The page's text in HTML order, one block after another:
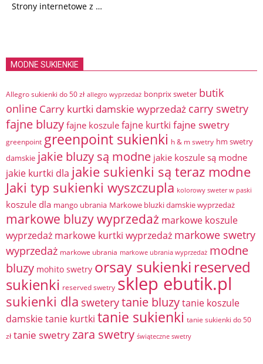
Strony internetowe z …
MODNE SUKIENKIE
Allegro sukienki do 50 zł allegro wyprzedaż bonprix sweter butik
online Carry kurtki damskie wyprzedaż carry swetry
fajne bluzy fajne koszule fajne kurtki fajne swetry
greenpoint greenpoint sukienki h & m swetry hm swetry
damskie jakie bluzy są modne jakie koszule są modne
jakie kurtki dla jakie sukienki są teraz modne
Jaki typ sukienki wyszczupla kolorowy sweter w paski
koszule dla mango ubrania Markowe bluzki damskie wyprzedaż
markowe bluzy wyprzedaż markowe koszule
wyprzedaż markowe kurtki wyprzedaż markowe swetry
wyprzedaż markowe ubrania markowe ubrania wyprzedaż modne
bluzy mohito swetry orsay sukienki reserved
sukienki reserved swetry sklep ebutik.pl
sukienki dla sweterytanie bluzytanie koszule
damskietanie kurtki tanie sukienki tanie sukienki do 50
zł tanie swetryzara swetry świąteczne swetry